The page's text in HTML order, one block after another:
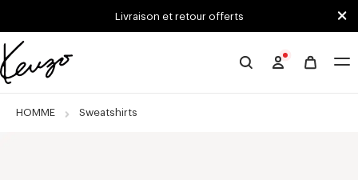
Skip to main content
Skip to footer contentLivraison et retour offerts
Site
KENZO
HOMME Sweatshirts